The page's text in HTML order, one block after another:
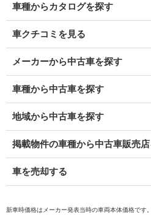
車種からカタログを探す
車クチコミを見る
メーカーから中古車を探す
車種から中古車を探す
地域から中古車を探す
掲載物件の車種から中古車販売
車を売却する
新車時価格はメーカー発表当時の車両本体価格です